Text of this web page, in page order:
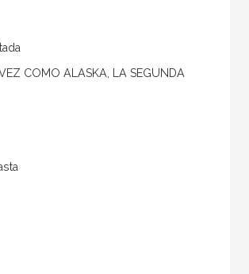
COMO ALASKA, LA SEGUNDA